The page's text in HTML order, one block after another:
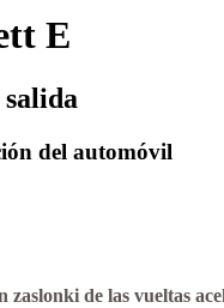
E
salida
del automóvil
zaslonki de las vueltas